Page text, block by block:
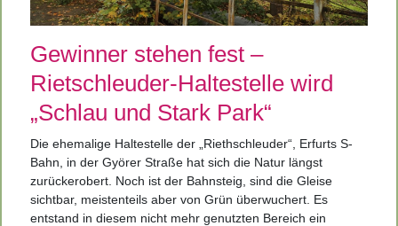
Gewinner stehen fest –
Rietschleuder-Haltestelle wird
„Schlau und Stark Park“
Die ehemalige Haltestelle der „Riethschleuder“, Erfurts S-
Bahn, in der Györer Straße hat sich die Natur längst
zurückerobert. Noch ist der Bahnsteig, sind die Gleise
sichtbar, meistenteils aber von Grün überwuchert. Es
entstand in diesem nicht mehr genutzten Bereich ein